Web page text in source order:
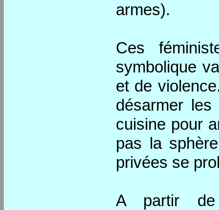
armes).
Ces
symbolique
et de
désarmer
cuisine pour
pas la
privées se
A partir de